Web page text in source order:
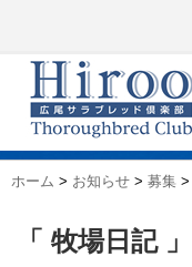
ホーム > お知らせ > 募集 >
「 牧場日記